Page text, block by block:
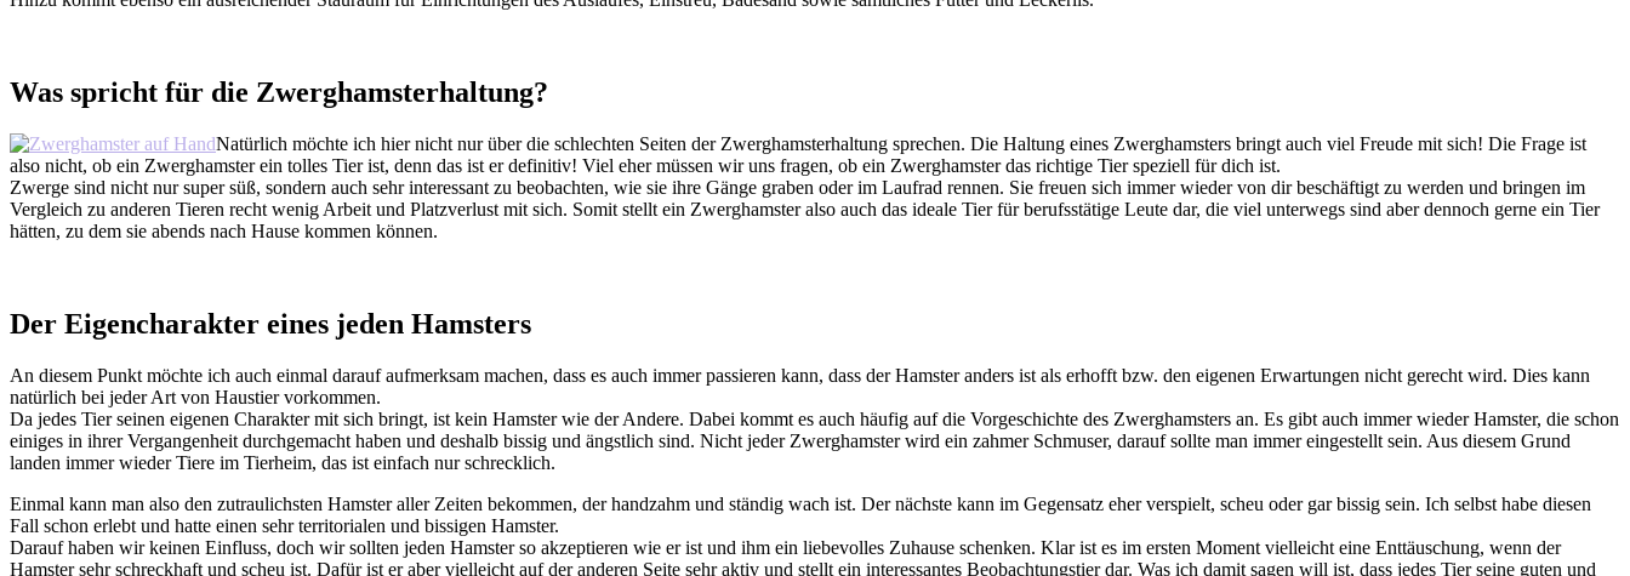
Was spricht für die Zwerghamsterhaltung?
Natürlich möchte ich hier nicht nur über die schlechten Seiten der Zwerghamsterhaltung sprechen. Die Haltung eines Zwerghamsters bringt auch viel Freude mit sich! Die Frage ist
also nicht, ob ein Zwerghamster ein tolles Tier ist, denn das ist er definitiv! Viel eher müssen wir uns fragen, ob ein Zwerghamster das richtige Tier speziell für dich ist.
Zwerge sind nicht nur super süß, sondern auch sehr interessant zu beobachten, wie sie ihre Gänge graben oder im Laufrad rennen. Sie freuen sich immer wieder von dir beschäftigt zu werden und bringen im
Vergleich zu anderen Tieren recht wenig Arbeit und Platzverlust mit sich. Somit stellt ein Zwerghamster also auch das ideale Tier für berufsstätige Leute dar, die viel unterwegs sind aber dennoch gerne ein Tier
hätten, zu dem sie abends nach Hause kommen können.
Der Eigencharakter eines jeden Hamsters
An diesem Punkt möchte ich auch einmal darauf aufmerksam machen, dass es auch immer passieren kann, dass der Hamster anders ist als erhofft bzw. den eigenen Erwartungen nicht gerecht wird. Dies kann
natürlich bei jeder Art von Haustier vorkommen.
Da jedes Tier seinen eigenen Charakter mit sich bringt, ist kein Hamster wie der Andere. Dabei kommt es auch häufig auf die Vorgeschichte des Zwerghamsters an. Es gibt auch immer wieder Hamster, die schon
einiges in ihrer Vergangenheit durchgemacht haben und deshalb bissig und ängstlich sind. Nicht jeder Zwerghamster wird ein zahmer Schmuser, darauf sollte man immer eingestellt sein. Aus diesem Grund
landen immer wieder Tiere im Tierheim, das ist einfach nur schrecklich.
Einmal kann man also den zutraulichsten Hamster aller Zeiten bekommen, der handzahm und ständig wach ist. Der nächste kann im Gegensatz eher verspielt, scheu oder gar bissig sein. Ich selbst habe diesen
Fall schon erlebt und hatte einen sehr territorialen und bissigen Hamster.
Darauf haben wir keinen Einfluss, doch wir sollten jeden Hamster so akzeptieren wie er ist und ihm ein liebevolles Zuhause schenken. Klar ist es im ersten Moment vielleicht eine Enttäuschung, wenn der
Hamster sehr schreckhaft und scheu ist. Dafür ist er aber vielleicht auf der anderen Seite sehr aktiv und stellt ein interessantes Beobachtungstier dar. Was ich damit sagen will ist, dass jedes Tier seine guten und